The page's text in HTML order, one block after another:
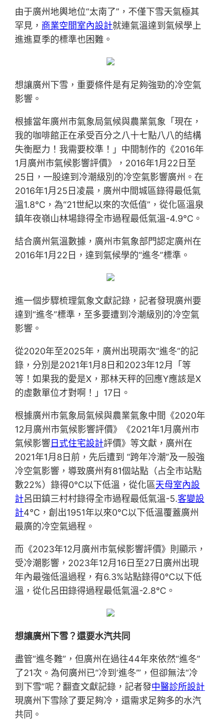
由于廣州地輿地位“太南了”，不僅下雪天氣極其
罕見， 商業空間室內設計就連氣溫達到氣候學上
進進夏季的標準也困難。
想讓廣州下雪，重要條件是有足夠強勁的冷空氣
影響。
根據當年廣州市氣象局氣候與農業氣象「現在，
我的咖啡館正在承受百分之八十七點八八的結構
失衡壓力！我需要校準！」中間制作的《2016年
1月廣州市氣候影響評價》，2016年1月22日至
25日，一股達到冷潮級別的冷空氣影響廣州。在
2016年1月25日凌晨，廣州中間城區錄得最低氣
溫1.8℃，為“21世紀以來的次低值”，從化區溫泉
鎮年夜嶺山林場錄得全市過程最低氣溫-4.9℃。
結合廣州氣溫數據，廣州市氣象部門認定廣州在
2016年1月22日，達到氣候學的“進冬”標準。
進一個步驟梳理氣象文獻記錄，記者發現廣州要
達到“進冬”標準，至多要遭到冷潮級別的冷空氣
影響。
從2020年至2025年，廣州出現兩次“進冬”的記
錄，分別是2021年1月8日和2023年12月「等
等！如果我的愛是X，那林天秤的回應Y應該是X
的虛數單位才對啊！」17日。
根據廣州市氣象局氣候與農業氣象中間《2020年
12月廣州市氣候影響評價》《2021年1月廣州市
氣候影響日式住宅設計評價》等文獻，廣州在
2021年1月8日前，先后遭到 “跨年冷潮”及一股強
冷空氣影響，導致廣州有81個站點（占全市站點
數22%）錄得0°C以下低溫，從化區天母室內設
計呂田鎮三村村錄得全市過程最低氣溫-5.客變設
計4°C，創出1951年以來0°C以下低溫覆蓋廣州
最廣的冷空氣過程。
而《2023年12月廣州市氣候影響評價》則顯示，
受冷潮影響，2023年12月16日至27日廣州出現
年內最強低溫過程，有6.3%站點錄得0°C以下低
溫，從化呂田錄得過程最低氣溫-2.8°C。
想讓廣州下雪？還要水汽共同
盡管“進冬難”，但廣州在過往44年來依然“進冬”
了21次。為何廣州已“冷到‘進冬’”，但卻無法“冷
到下雪”呢？翻查文獻記錄，記者發中醫診所設計
現廣州下雪除了要足夠冷，還需求足夠多的水汽
共同。